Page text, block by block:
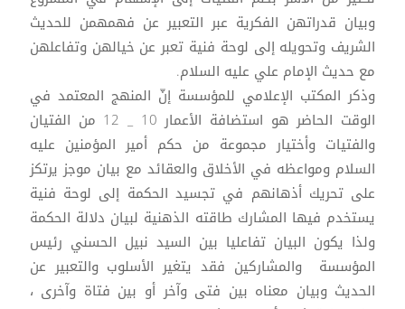
وبيان قدراتهن الفكرية عبر التعبير عن فهمهمن للحديث
الشريف وتحويله إلى لوحة فنية تعبر عن خيالهن وتفاعلهن
مع حديث الإمام علي عليه السلام.
وذكر المكتب الإعلامي للمؤسسة إنّ المنهج المعتمد في
الوقت الحاضر هو استضافة الأعمار 10 _ 12 من الفتيان
والفتيات وأختيار مجموعة من حكم أمير المؤمنين عليه
السلام ومواعظه في الأخلاق والعقائد مع بيان موجز يرتكز
على تحريك أذهانهم في تجسيد الحكمة إلى لوحة فنية
يستخدم فيها المشارك طاقته الذهنية لبيان دلالة الحكمة
ولذا يكون البيان تفاعليا بين السيد نبيل الحسني رئيس
المؤسسة والمشاركين فقد يتغير الأسلوب والتعبير عن
الحديث وبيان معناه بين فتى وآخر أو بين فتاة وآخرى ،